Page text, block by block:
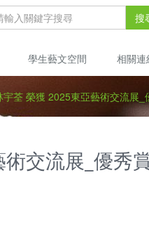
搜
學生藝文空間 相關連
荃 榮獲 2025東亞藝術交流展_
交流展_優秀